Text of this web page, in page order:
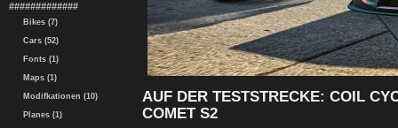
#############
Bikes (7)
Cars (52)
Fonts (1)
Maps (1)
Modifkationen (10)
Planes (1)
AUF DER TESTSTRECKE: COIL
COMET S2